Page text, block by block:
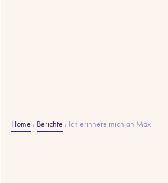
Home › Berichte › Ich erinnere mich an Max